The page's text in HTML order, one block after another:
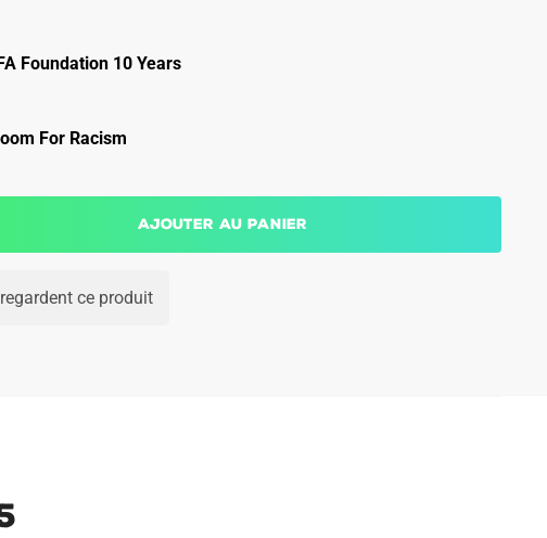
Foundation 10 Years
For Racism
Ajouter au panier
ce produit